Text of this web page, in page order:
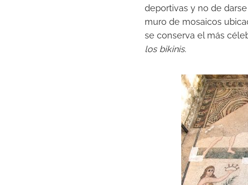
deportivas y no de
muro de mosaicos
se conserva el más
los bikinis.